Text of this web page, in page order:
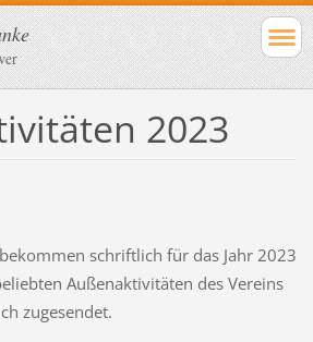
2023
schriftlich für das Jahr 2023
Außenaktivitäten des Vereins
zugesendet.